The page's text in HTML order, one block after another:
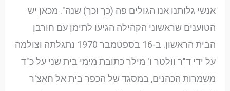
אנשי גלותנו אנו הגולים פה (כך וכך) שנה". מכאן יש
הטוענים שראשוני הקהילה הגיעו לתימן עם חורבן
הבית הראשון. ב-16 בספטמבר 1970 נתגלתה וצולמה
על ידי ד"ר וולטר ו' מילר כתובת מימי בית שני על כ"ד
משמרות הכהנים, במסגד של הכפר בית אל חאצ'ר